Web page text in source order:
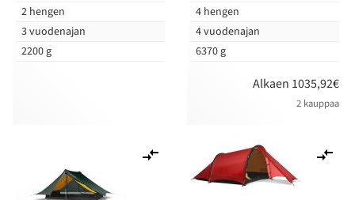
2 hengen
3 vuodenajan
2200 g
4 hengen
4 vuodenajan
6370 g
Alkaen 1035,92€
2 kauppaa
vertailuun